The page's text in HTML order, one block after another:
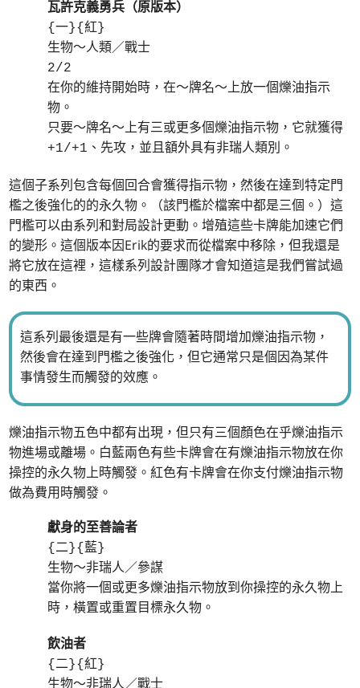
瓦許克義勇兵（原版本）
{一}{紅}
生物～人類／戰士
2/2
在你的維持開始時，在～牌名～上放一個爍油指示
物。
只要～牌名～上有三或更多個爍油指示物，它就獲得
+1/+1、先攻，並且額外具有非瑞人類別。
這個子系列包含每個回合會獲得指示物，然後在達到特定門
檻之後強化的的永久物。（該門檻於檔案中都是三個。）這
門檻可以由系列和對局設計更動。增殖這些卡牌能加速它們
的變形。這個版本因Erik的要求而從檔案中移除，但我還是
將它放在這裡，這樣系列設計團隊才會知道這是我們嘗試過
的東西。
這系列最後還是有一些牌會隨著時間增加爍油指示物，
然後會在達到門檻之後強化，但它通常只是個因為某件
事情發生而觸發的效應。
爍油指示物五色中都有出現，但只有三個顏色在乎爍油指示
物進場或離場。白藍兩色有些卡牌會在有爍油指示物放在你
操控的永久物上時觸發。紅色有卡牌會在你支付爍油指示物
做為費用時觸發。
獻身的至善論者
{二}{藍}
生物～非瑞人／參謀
當你將一個或更多爍油指示物放到你操控的永久物上
時，橫置或重置目標永久物。
飲油者
{二}{紅}
生物～非瑞人／戰士